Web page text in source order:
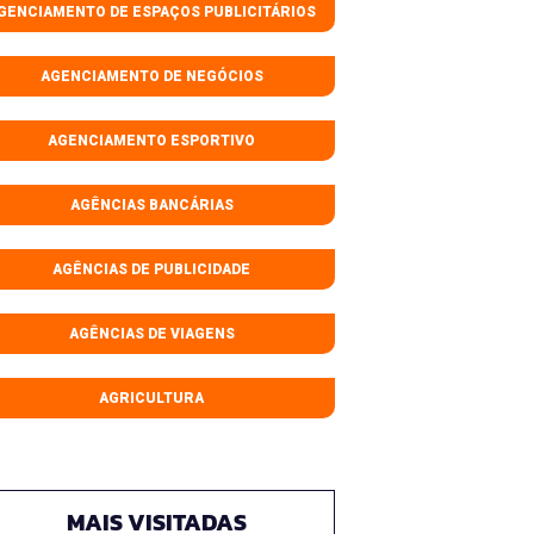
DE ESPAÇOS PUBLICITÁRIOS
AGENCIAMENTO DE NEGÓCIOS
AGENCIAMENTO ESPORTIVO
AGÊNCIAS BANCÁRIAS
AGÊNCIAS DE PUBLICIDADE
AGÊNCIAS DE VIAGENS
AGRICULTURA
MAIS VISITADAS